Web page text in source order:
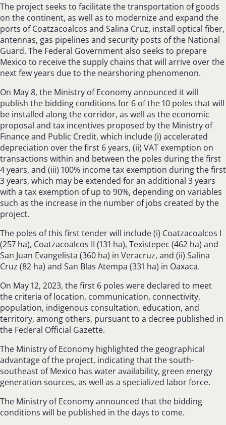
The project seeks to facilitate the transportation of goods
on the continent, as well as to modernize and expand the
ports of Coatzacoalcos and Salina Cruz, install optical fiber,
antennas, gas pipelines and security posts of the National
Guard. The Federal Government also seeks to prepare
Mexico to receive the supply chains that will arrive over the
next few years due to the nearshoring phenomenon.
On May 8, the Ministry of Economy announced it will
publish the bidding conditions for 6 of the 10 poles that will
be installed along the corridor, as well as the economic
proposal and tax incentives proposed by the Ministry of
Finance and Public Credit, which include (i) accelerated
depreciation over the first 6 years, (ii) VAT exemption on
transactions within and between the poles during the first
4 years, and (iii) 100% income tax exemption during the first
3 years, which may be extended for an additional 3 years
with a tax exemption of up to 90%, depending on variables
such as the increase in the number of jobs created by the
project.
The poles of this first tender will include (i) Coatzacoalcos I
(257 ha), Coatzacoalcos II (131 ha), Texistepec (462 ha) and
San Juan Evangelista (360 ha) in Veracruz, and (ii) Salina
Cruz (82 ha) and San Blas Atempa (331 ha) in Oaxaca.
On May 12, 2023, the first 6 poles were declared to meet
the criteria of location, communication, connectivity,
population, indigenous consultation, education, and
territory, among others, pursuant to a decree published in
the Federal Official Gazette.
The Ministry of Economy highlighted the geographical
advantage of the project, indicating that the south-
southeast of Mexico has water availability, green energy
generation sources, as well as a specialized labor force.
The Ministry of Economy announced that the bidding
conditions will be published in the days to come.